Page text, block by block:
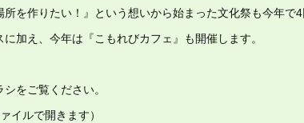
所を作りたい！』という想いから始まった文化祭も今年で4
加え、今年は『こもれびカフェ』も開催します。
をご覧ください。
イルで開きます）